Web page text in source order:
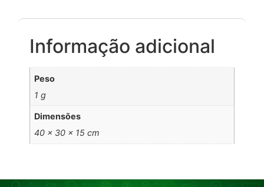
Informação adicional
Peso
1 g
Dimensões
40 × 30 × 15 cm